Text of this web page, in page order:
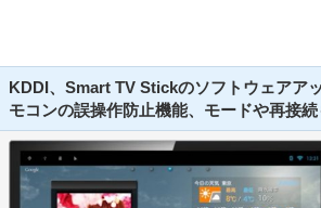
KDDI、Smart TV Stickのソフトウェアア
モコンの誤操作防止機能、モードや再接